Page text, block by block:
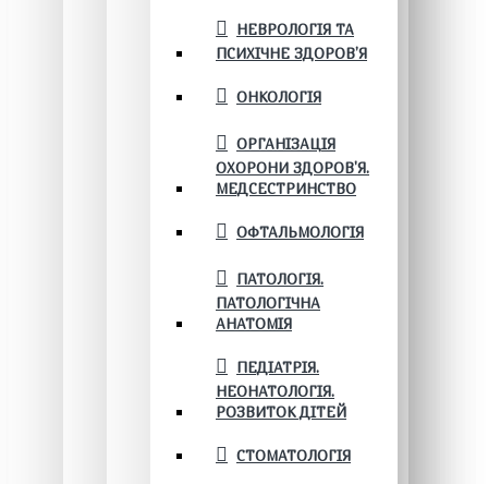
НЕВРОЛОГІЯ ТА
ПСИХІЧНЕ ЗДОРОВ’Я
ОНКОЛОГІЯ
ОРГАНІЗАЦІЯ
ОХОРОНИ ЗДОРОВ'Я.
МЕДСЕСТРИНСТВО
ОФТАЛЬМОЛОГІЯ
ПАТОЛОГІЯ.
ПАТОЛОГІЧНА
АНАТОМІЯ
ПЕДІАТРІЯ.
НЕОНАТОЛОГІЯ.
РОЗВИТОК ДІТЕЙ
СТОМАТОЛОГІЯ